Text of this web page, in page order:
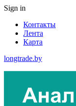
Sign in
Контакты
Лента
Карта
longtrade.by